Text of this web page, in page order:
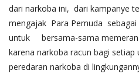
dari narkoba ini, dari kampanye
mengajak Para Pemuda sebagai
untuk bersama-sama
karena narkoba racun bagi
peredaran narkoba di